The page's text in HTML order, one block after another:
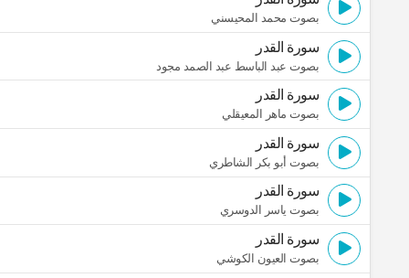
بصوت محمد المحيسني
سورة القدر
بصوت عبد الباسط عبد الصمد مجود
سورة القدر
بصوت ماهر المعيقلي
سورة القدر
بصوت أبو بكر الشاطري
سورة القدر
بصوت ياسر الدوسري
سورة القدر
بصوت العيون الكوشي